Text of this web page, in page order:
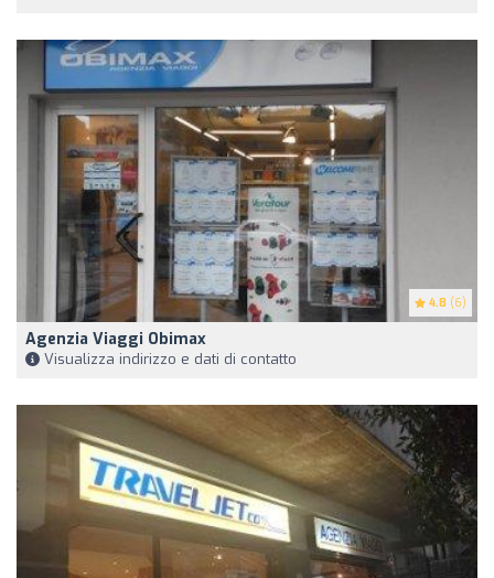
4.8 (6)
Agenzia Viaggi Obimax
Visualizza indirizzo e dati di contatto